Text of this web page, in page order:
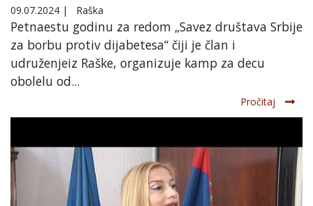
09.07.2024 | Raška
Petnaestu godinu za redom „Savez društava Srbije
za borbu protiv dijabetesa“ čiji je član i
udruženjeiz Raške, organizuje kamp za decu
obolelu od...
Pročitaj